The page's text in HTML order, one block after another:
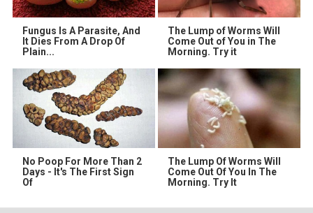
Fungus Is A Parasite, And
It Dies From A Drop Of
Plain...
The Lump of Worms Will
Come Out of You in The
Morning. Try it
No Poop For More Than 2
Days - It's The First Sign
Of
The Lump Of Worms Will
Come Out Of You In The
Morning. Try It